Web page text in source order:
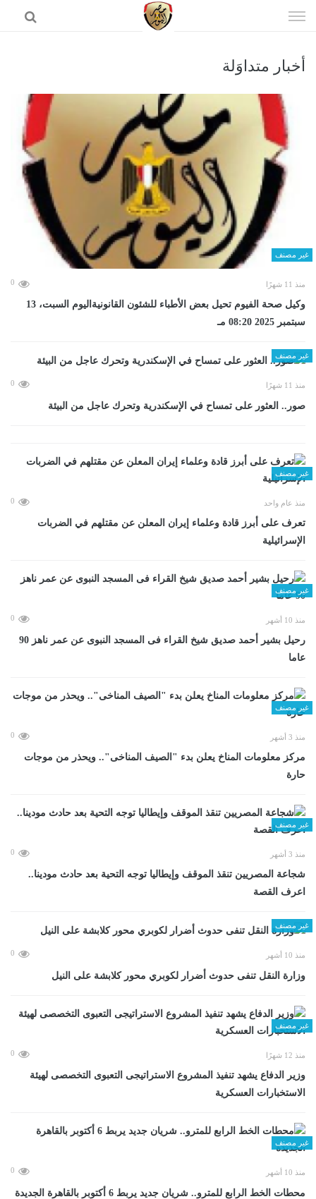
الى
أخبار متداوَلة
غير مصنف
منذ 11 شهرًا 0
وكيل صحة الفيوم تحيل بعض الأطباء للشئون القانونيةاليوم السبت، 13
سبتمبر 2025 08:20 مـ
غير مصنف
منذ 11 شهرًا 0
صور.. العثور على تمساح في الإسكندرية وتحرك عاجل من البيئة
غير مصنف
منذ عام واحد 0
تعرف على أبرز قادة وعلماء إيران المعلن عن مقتلهم في الضربات
الإسرائيلية
غير مصنف
منذ 10 أشهر 0
رحيل بشير أحمد صديق شيخ القراء فى المسجد النبوى عن عمر ناهز 90
عاما
غير مصنف
منذ 3 أشهر 0
مركز معلومات المناخ يعلن بدء "الصيف المناخى".. ويحذر من موجات
حارة
غير مصنف
منذ 3 أشهر 0
شجاعة المصريين تنقذ الموقف وإيطاليا توجه التحية بعد حادث مودينا..
اعرف القصة
غير مصنف
منذ 10 أشهر 0
وزارة النقل تنفى حدوث أضرار لكوبري محور كلابشة على النيل
غير مصنف
منذ 12 شهرًا 0
وزير الدفاع يشهد تنفيذ المشروع الاستراتيجى التعبوى التخصصى لهيئة
الاستخبارات العسكرية
غير مصنف
منذ 10 أشهر 0
محطات الخط الرابع للمترو.. شريان جديد يربط 6 أكتوبر بالقاهرة الجديدة